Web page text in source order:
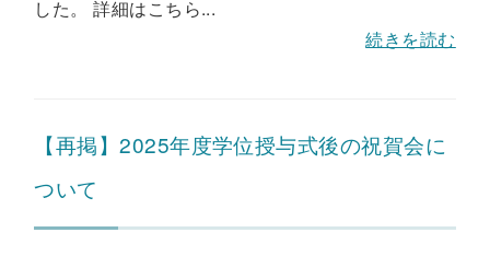
した。 詳細はこちら...
続きを読む
【再掲】2025年度学位授与式後の祝賀会に
ついて